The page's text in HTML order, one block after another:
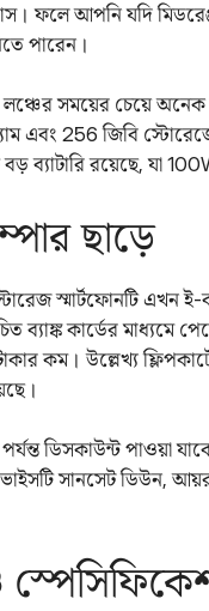
ফলে আপনি যদি
পারেন।
লঞ্চের সময়ের চেয়ে
এবং 256 জিবি
রয়েছে, যা
ছাড়ে
স্মার্টফোনটি এখন ই-
ব্যাঙ্ক কার্ডের মাধ্যমে
কম। উল্লেখ্য
ডিসকাউন্ট পাওয়া
সানসেট ডিউন,